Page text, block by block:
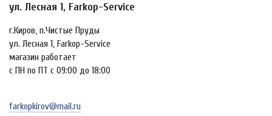
ул. Лесная 1, Farkop-Service
г.Киров, п.Чистые Пруды
ул. Лесная 1, Farkop-Service
магазин работает
с ПН по ПТ с 09:00 до 18:00
farkopkirov@mail.ru